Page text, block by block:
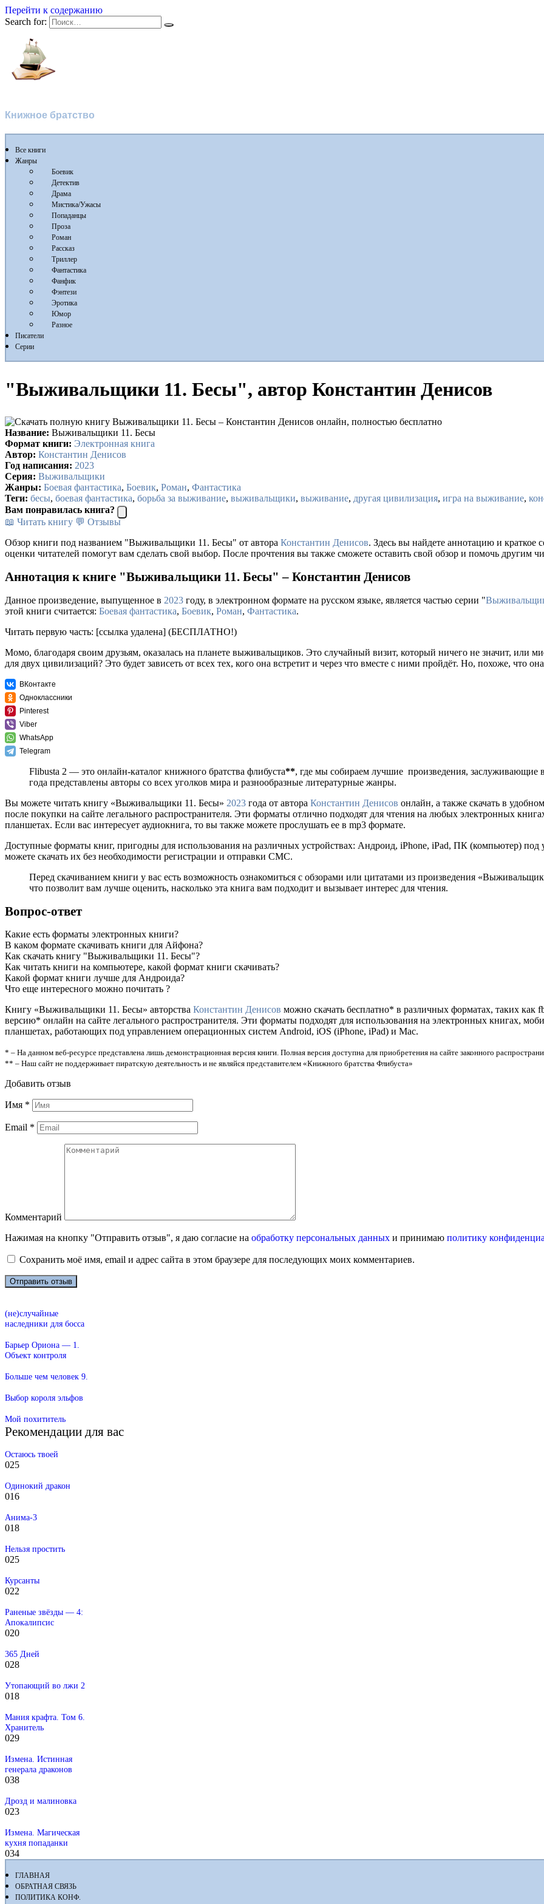
Перейти к содержанию
Search for:
Книжное братство
Все книги
Жанры
Боевик
Детектив
Драма
Мистика/Ужасы
Попаданцы
Проза
Роман
Рассказ
Триллер
Фантастика
Фанфик
Фэнтези
Эротика
Юмор
Разное
Писатели
Серии
"Выживальщики 11. Бесы", автор Константин Денисов
Название: Выживальщики 11. Бесы
Формат книги: Электронная книга
Автор: Константин Денисов
Год написания: 2023
Серия: Выживальщики
Жанры: Боевая фантастика, Боевик, Роман, Фантастика
Теги: бесы, боевая фантастика, борьба за выживание, выживальщики, выживание, другая цивилизация, игра на выживание,
Вам понравилась книга?
📖 Читать книгу 💬 Отзывы
Обзор книги под названием "Выживальщики 11. Бесы" от автора Константин Денисов. Здесь вы найдете аннотацию и
оценки читателей помогут вам сделать свой выбор. После прочтения вы также сможете оставить свой обзор и помочь другим
Аннотация к книге "Выживальщики 11. Бесы" – Константин Денисов
Данное произведение, выпущенное в 2023 году, в электронном формате на русском языке, является частью серии "
этой книги считается: Боевая фантастика, Боевик, Роман, Фантастика.
Читать первую часть: [ссылка удалена] (БЕСПЛАТНО!)
Момо, благодаря своим друзьям, оказалась на планете выживальщиков. Это случайный визит, который ничего не значит, или
для двух цивилизаций? Это будет зависеть от всех тех, кого она встретит и через что вместе с ними пройдёт. Но, похоже, что
ВКонтакте
Одноклассники
Pinterest
Viber
WhatsApp
Telegram
Flibusta 2 — это онлайн-каталог книжного братства флибуста**, где мы собираем лучшие произведения, заслуживающие
года представлены авторы со всех уголков мира и разнообразные литературные жанры.
Вы можете читать книгу «Выживальщики 11. Бесы» 2023 года от автора Константин Денисов онлайн, а также скачать в
после покупки на сайте легального распространителя. Эти форматы отлично подходят для чтения на любых электронных
планшетах. Если вас интересует аудиокнига, то вы также можете прослушать ее в mp3 формате.
Доступные форматы книг, пригодны для использования на различных устройствах: Андроид, iPhone, iPad, ПК (компьютер)
можете скачать их без необходимости регистрации и отправки СМС.
Перед скачиванием книги у вас есть возможность ознакомиться с обзорами или цитатами из произведения
что позволит вам лучше оценить, насколько эта книга вам подходит и вызывает интерес для чтения.
Вопрос-ответ
Какие есть форматы электронных книги?
В каком формате скачивать книги для Айфона?
Как скачать книгу "Выживальщики 11. Бесы"?
Как читать книги на компьютере, какой формат книги скачивать?
Какой формат книги лучше для Андроида?
Что еще интересного можно почитать ?
Книгу «Выживальщики 11. Бесы» авторства Константин Денисов можно скачать бесплатно* в различных форматах, таких как
версию* онлайн на сайте легального распространителя. Эти форматы подходят для использования на электронных книгах,
планшетах, работающих под управлением операционных систем Android, iOS (iPhone, iPad) и Mac.
* – На данном веб-ресурсе представлена лишь демонстрационная версия книги. Полная версия доступна для приобретения на сайте законного
** – Наш сайт не поддерживает пиратскую деятельность и не являйся представителем «Книжного братства Флибуста»
Добавить отзыв
Имя *
Email *
Комментарий
Нажимая на кнопку "Отправить отзыв", я даю согласие на обработку персональных данных и принимаю политику
Сохранить моё имя, email и адрес сайта в этом браузере для последующих моих комментариев.
(не)случайные
наследники для босса
Барьер Ориона — 1.
Объект контроля
Больше чем человек 9.
Выбор короля эльфов
Мой похититель
Рекомендации для вас
Остаюсь твоей
025
Одинокий дракон
016
Анима-3
018
Нельзя простить
025
Курсанты
022
Раненые звёзды — 4:
Апокалипсис
020
365 Дней
028
Утопающий во лжи 2
018
Мания крафта. Том 6.
Хранитель
029
Измена. Истинная
генерала драконов
038
Дрозд и малиновка
023
Измена. Магическая
кухня попаданки
034
ГЛАВНАЯ
ОБРАТНАЯ СВЯЗЬ
ПОЛИТИКА КОНФ.